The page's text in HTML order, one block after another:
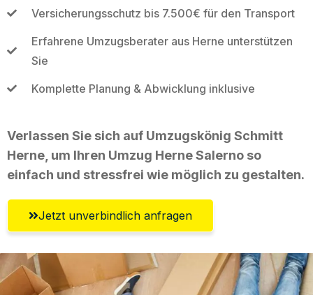
Versicherungsschutz bis 7.500€ für den Transport
Erfahrene Umzugsberater aus Herne unterstützen
Sie
Komplette Planung & Abwicklung inklusive
Verlassen Sie sich auf Umzugskönig Schmitt
Herne, um Ihren Umzug Herne Salerno so
einfach und stressfrei wie möglich zu gestalten.
Jetzt unverbindlich anfragen